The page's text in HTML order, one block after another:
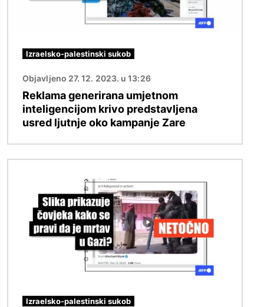
Izraelsko-palestinski sukob
Objavljeno 27. 12. 2023. u 13:26
Reklama generirana umjetnom
inteligencijom krivo predstavljena
usred ljutnje oko kampanje Zare
Izraelsko-palestinski sukob